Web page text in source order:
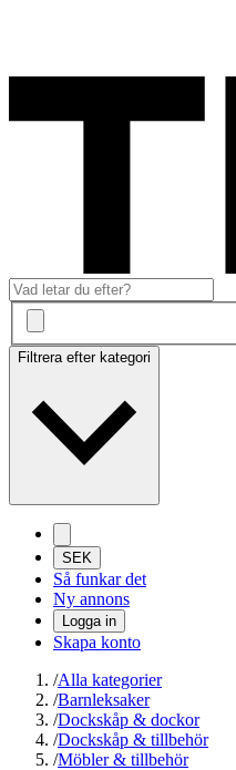
Filtrera efter kategori
SEK
Så funkar det
Ny annons
Logga in
Skapa konto
/Alla kategorier
/Barnleksaker
/Dockskåp & dockor
/Dockskåp & tillbehör
/Möbler & tillbehör